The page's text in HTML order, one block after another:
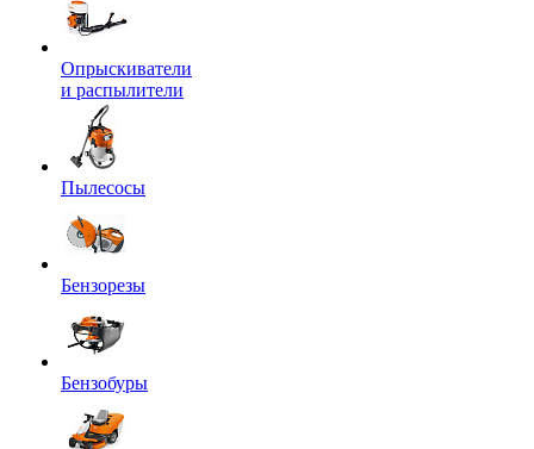
Опрыскиватели
и распылители
Пылесосы
Бензорезы
Бензобуры